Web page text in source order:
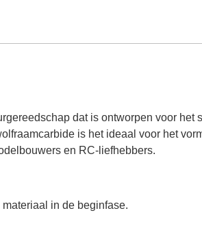
dat is ontworpen voor het
is het ideaal voor het
en RC-liefhebbers.
in de beginfase.